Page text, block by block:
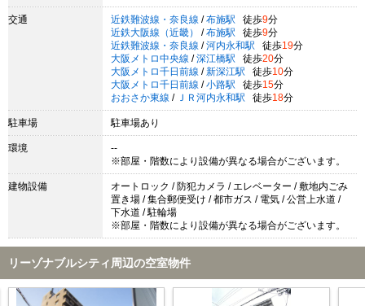
交通 近鉄難波線・奈良線 / 布施駅 徒歩9分
近鉄大阪線（近畿）
/ 布施駅 徒歩9分
近鉄難波線・奈良線 / 河内永和駅 徒歩19分
大阪メトロ中央線 / 深江橋駅 徒歩20分
大阪メトロ千日前線 / 新深江駅 徒歩10分
大阪メトロ千日前線 / 小路駅 徒歩15分
おおさか東線 / ＪＲ河内永和駅 徒歩18分
駐車場 駐車場あり
環境
--
※部屋・階数により設備が異なる場合がございます。
建物設備
オートロック / 防犯カメラ / エレベーター / 敷地内ごみ
置き場 / 集合郵便受け / 都市ガス / 電気 / 公営上水道 /
下水道 / 駐輪場
※部屋・階数により設備が異なる場合がございます。
リーゾナブルシティ周辺の空室物件